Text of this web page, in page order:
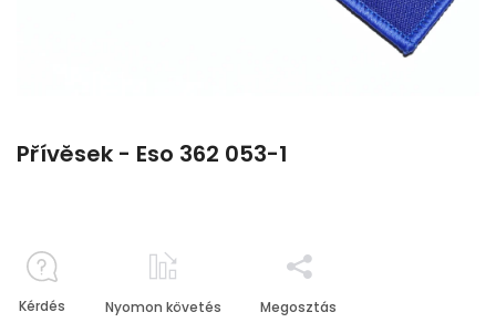
Přívěsek - Eso 362 053-1
Kérdés Nyomon követés Megosztás